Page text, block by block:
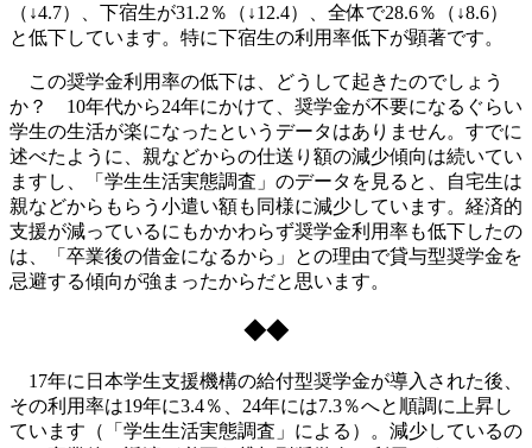
（↓4.7）、下宿生が31.2％（↓12.4）、全体で28.6％（↓8.6）
と低下しています。特に下宿生の利用率低下が顕著です。
この奨学金利用率の低下は、どうして起きたのでしょう
か？ 10年代から24年にかけて、奨学金が不要になるぐらい
学生の生活が楽になったというデータはありません。すでに
述べたように、親などからの仕送り額の減少傾向は続いてい
ますし、「学生生活実態調査」のデータを見ると、自宅生は
親などからもらう小遣い額も同様に減少しています。経済的
支援が減っているにもかかわらず奨学金利用率も低下したの
は、「卒業後の借金になるから」との理由で貸与型奨学金を
忌避する傾向が強まったからだと思います。
◆◆
17年に日本学生支援機構の給付型奨学金が導入された後、
その利用率は19年に3.4％、24年には7.3％へと順調に上昇し
ています（「学生生活実態調査」による）。減少しているの